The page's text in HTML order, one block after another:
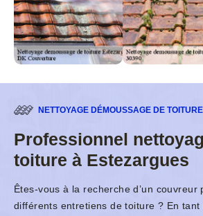
NETTOYAGE DÉMOUSSAGE DE
Professionnel
toiture à Estezargues
Êtes-vous à la recherche d’un couvreur
différents entretiens de toiture ? En